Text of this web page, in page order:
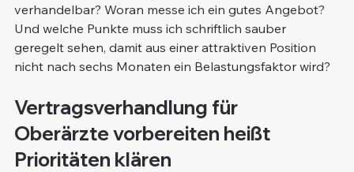
verhandelbar? Woran messe ich ein gutes Angebot?
Und welche Punkte muss ich schriftlich sauber
geregelt sehen, damit aus einer attraktiven Position
nicht nach sechs Monaten ein Belastungsfaktor wird?
Vertragsverhandlung für
Oberärzte vorbereiten heißt
Prioritäten klären